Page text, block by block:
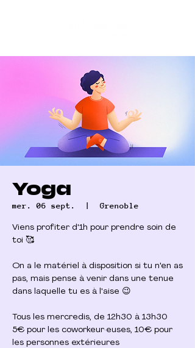
Yoga
mer. 06 sept.
  |
Grenoble
Viens profiter d'1h pour prendre soin de
toi 🥰
On a le matériel à disposition si tu n'en as
pas, mais pense à venir dans une tenue
dans laquelle tu es à l'aise 😉
Tous les mercredis, de 12h30 à 13h30
5€ pour les coworkeur·euses, 10€ pour
les personnes extérieures